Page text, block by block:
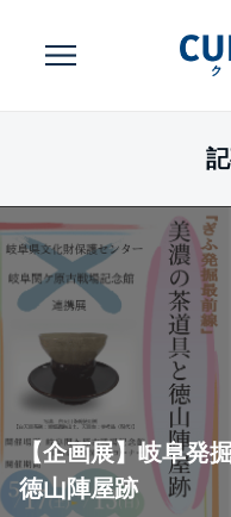
【企画展】岐阜発
徳山陣屋跡